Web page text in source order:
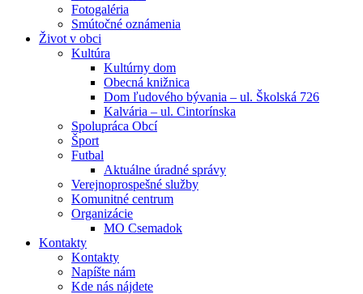
Fotogaléria
Smútočné oznámenia
Život v obci
Kultúra
Kultúrny dom
Obecná knižnica
Dom ľudového bývania – ul. Školská 726
Kalvária – ul. Cintorínska
Spolupráca Obcí
Šport
Futbal
Aktuálne úradné správy
Verejnoprospešné služby
Komunitné centrum
Organizácie
MO Csemadok
Kontakty
Kontakty
Napíšte nám
Kde nás nájdete